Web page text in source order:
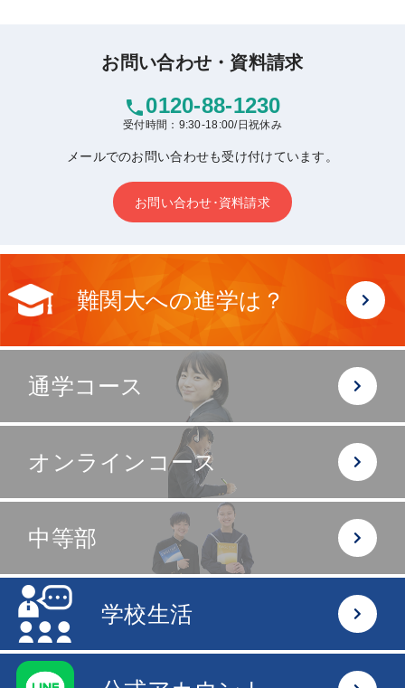
お問い合わせ・資料請求
phone0120-88-1230
受付時間：9:30-18:00/日祝休み
メールでのお問い合わせも受け付けています。
お問い合わせ･資料請求
難関大への進学は？
通学コース
オンラインコース
中等部
学校生活